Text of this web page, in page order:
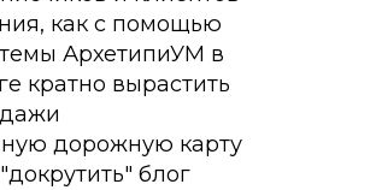
как с помощью
АрхетипиУМ в
кратно вырастить
дорожную карту
блог